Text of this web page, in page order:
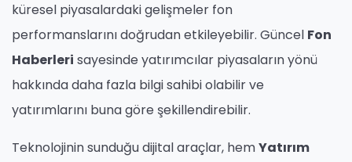
küresel piyasalardaki gelişmeler fon
performanslarını doğrudan etkileyebilir. Güncel Fon
Haberleri sayesinde yatırımcılar piyasaların yönü
hakkında daha fazla bilgi sahibi olabilir ve
yatırımlarını buna göre şekillendirebilir.
Teknolojinin sunduğu dijital araçlar, hemYatırım